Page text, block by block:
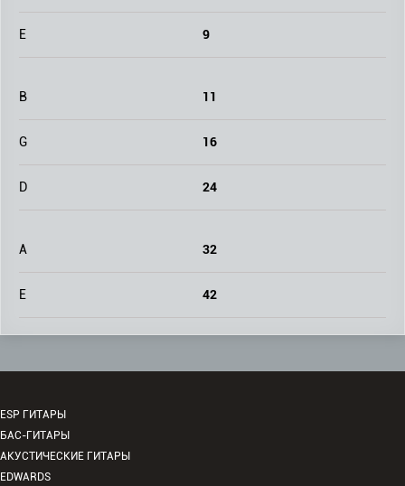
E 9
B 11
G 16
D 24
A 32
E 42
ESP ГИТАРЫ
БАС-ГИТАРЫ
АКУСТИЧЕСКИЕ ГИТАРЫ
EDWARDS